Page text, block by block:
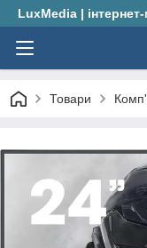
LuxMedia |
Товари